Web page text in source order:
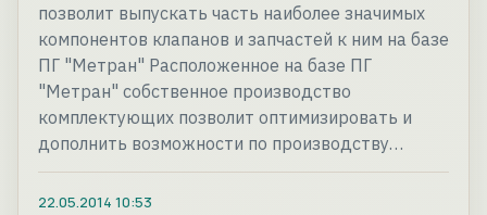
позволит выпускать часть наиболее значимых
компонентов клапанов и запчастей к ним на базе
ПГ "Метран" Расположенное на базе ПГ
"Метран" собственное производство
комплектующих позволит оптимизировать и
дополнить возможности по производству…
22.05.2014 10:53